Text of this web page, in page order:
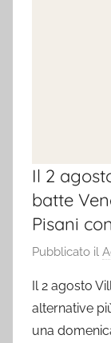
Il 2
batte
Pisani
Pubblicato il
Il 2 agosto
alternative
una